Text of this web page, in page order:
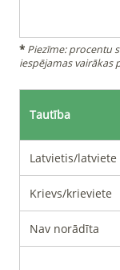
* Piezīme: procentu
iespējamas vairākas
Tautība
Latvietis/latviete
Krievs/krieviete
Nav norādīta